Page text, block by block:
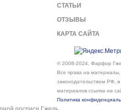
СТАТЬИ
ОТЗЫВЫ
КАРТА САЙТА
© 2008-2024, Фарфор
Все права на материалы,
законодательством РФ,
материалов ссылка на
Политика